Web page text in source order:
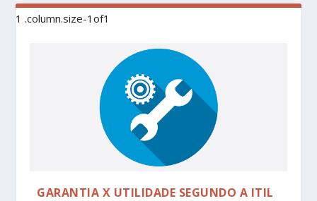
GARANTIA X UTILIDADE SEGUNDO A ITIL